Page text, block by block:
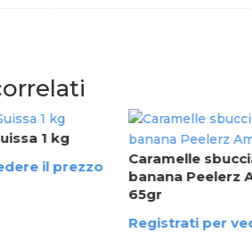
1 kg
il prezzo
Caramelle
banana Peelerz
65gr
Registrati per